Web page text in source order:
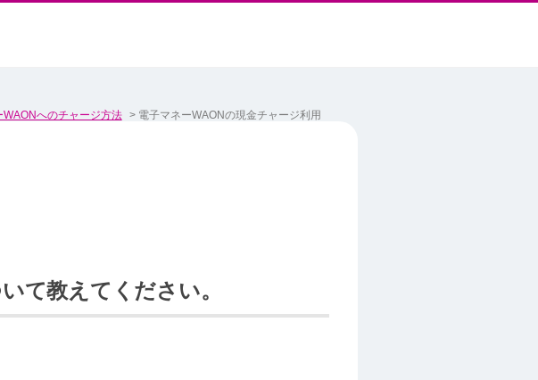
WAONへのチャージ方法 > 電子マネーWAONの現金チャージ利用
て教えてください。